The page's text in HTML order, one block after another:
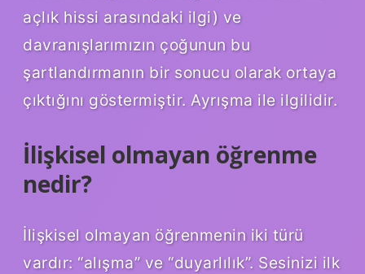
açlık hissi arasındaki ilgi) ve
davranışlarımızın çoğunun bu
şartlandırmanın bir sonucu olarak ortaya
çıktığını göstermiştir. Ayrışma ile ilgilidir.
İlişkisel olmayan öğrenme
nedir?
İlişkisel olmayan öğrenmenin iki türü
vardır: “alışma” ve “duyarlılık”. Sesinizi ilk